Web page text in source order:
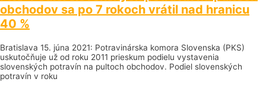
obchodov sa po 7 rokoch vrátil nad hranicu
40 %
Bratislava 15. júna 2021: Potravinárska komora Slovenska (PKS)
uskutočňuje už od roku 2011 prieskum podielu vystavenia
slovenských potravín na pultoch obchodov. Podiel slovenských
potravín v roku